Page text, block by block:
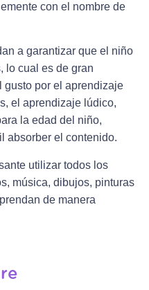
con el nombre de
a garantizar que el niño
lo cual es de gran
gusto por el aprendizaje
el aprendizaje lúdico,
la edad del niño,
absorber el contenido.
utilizar todos los
música, dibujos, pinturas
de manera